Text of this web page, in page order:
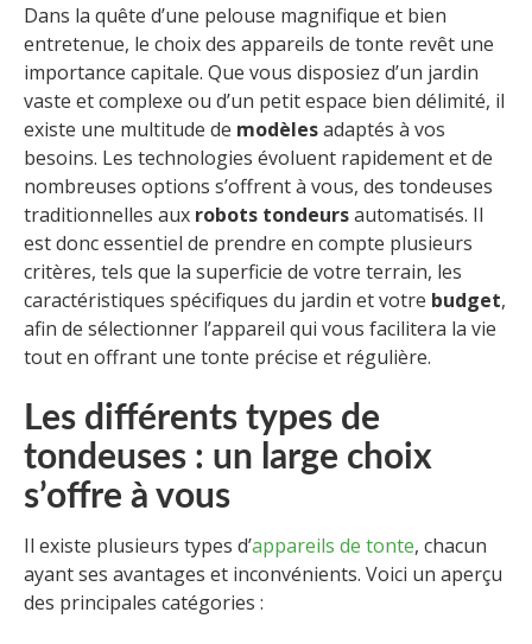
Dans la quête d’une pelouse magnifique et bien
entretenue, le choix des appareils de tonte revêt une
importance capitale. Que vous disposiez d’un jardin
vaste et complexe ou d’un petit espace bien délimité, il
existe une multitude de modèlesadaptés à vos
besoins. Les technologies évoluent rapidement et de
nombreuses options s’offrent à vous, des tondeuses
traditionnelles aux robots tondeursautomatisés. Il
est donc essentiel de prendre en compte plusieurs
critères, tels que la superficie de votre terrain, les
caractéristiques spécifiques du jardin et votre budget,
afin de sélectionner l’appareil qui vous facilitera la vie
tout en offrant une tonte précise et régulière.
Les différents types de
tondeuses : un large choix
s’offre à vous
Il existe plusieurs types d’appareils de tonte, chacun
ayant ses avantages et inconvénients. Voici un aperçu
des principales catégories :